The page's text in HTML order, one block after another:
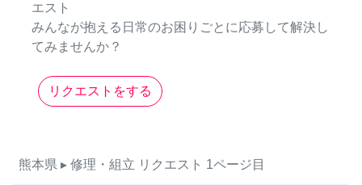
エスト
みんなが抱える日常のお困りごとに応募して解決し
てみませんか？
リクエストをする
熊本県 ▸ 修理・組立 リクエスト 1ページ目